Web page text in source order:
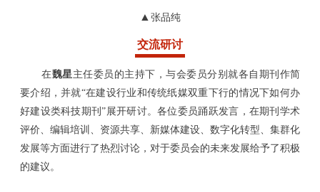
▲ 张品纯
交流研讨
在魏星主任委员的主持下，与会委员分别就各自期刊作简
要介绍，并就“在建设行业和传统纸媒双重下行的情况下如何办
好建设类科技期刊”展开研讨。各位委员踊跃发言，在期刊学术
评价、编辑培训、资源共享、新媒体建设、数字化转型、集群化
发展等方面进行了热烈讨论，对于委员会的未来发展给予了积极
的建议。